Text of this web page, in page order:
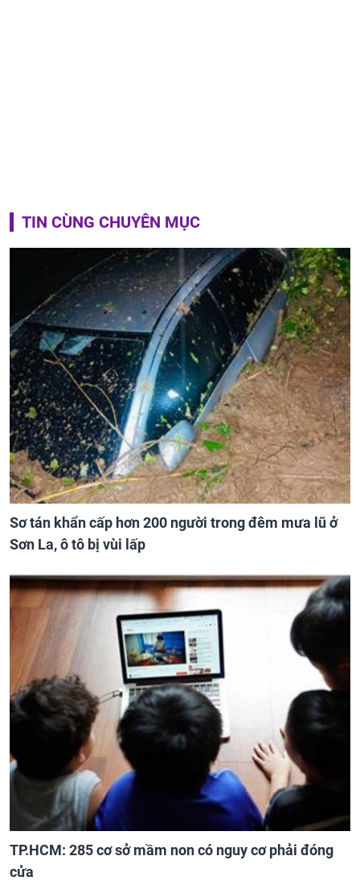
TIN CÙNG CHUYÊN MỤC
Sơ tán khẩn cấp hơn 200 người trong đêm mưa lũ ở
Sơn La, ô tô bị vùi lấp
TP.HCM: 285 cơ sở mầm non có nguy cơ phải đóng
cửa